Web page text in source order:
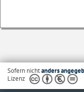
Sofern nichtanders
Lizenz